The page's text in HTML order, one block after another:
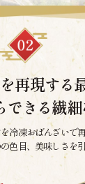
再現する
できる繊
冷凍おばんざいで
色目、美味しさを